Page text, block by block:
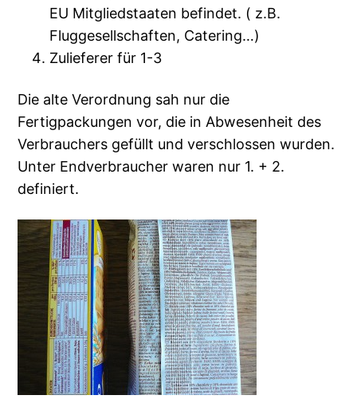
EU Mitgliedstaaten befindet. ( z.B.
Fluggesellschaften, Catering…)
Zulieferer für 1-3
Die alte Verordnung sah nur die
Fertigpackungen vor, die in Abwesenheit des
Verbrauchers gefüllt und verschlossen wurden.
Unter Endverbraucher waren nur 1. + 2.
definiert.